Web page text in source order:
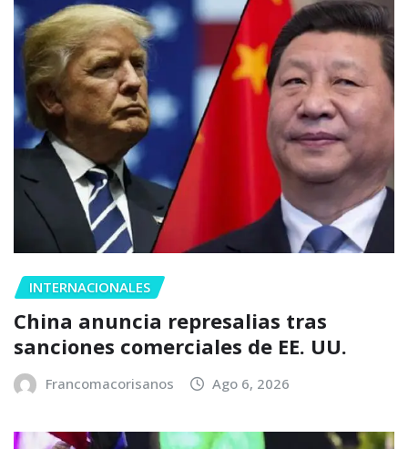
INTERNACIONALES
China anuncia represalias tras
sanciones comerciales de EE. UU.
Francomacorisanos Ago 6, 2026